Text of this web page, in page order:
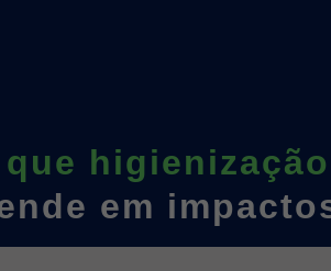
em